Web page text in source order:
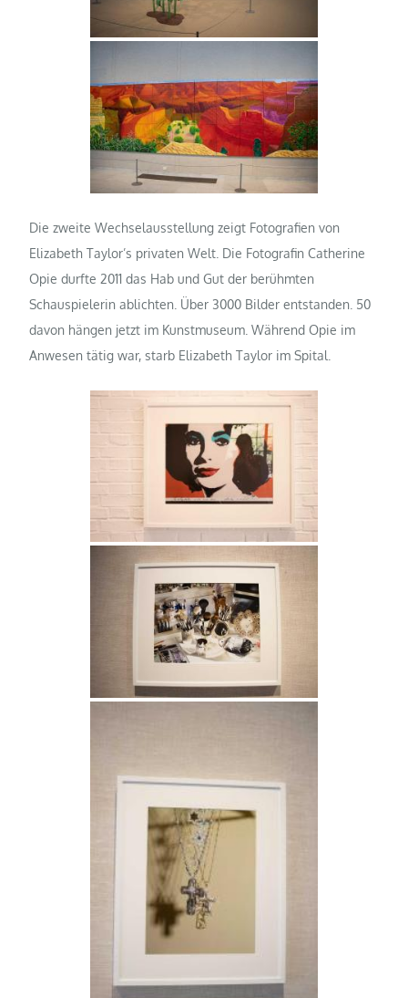
Die zweite Wechselausstellung zeigt Fotografien von
Elizabeth Taylor’s privaten Welt. Die Fotografin Catherine
Opie durfte 2011 das Hab und Gut der berühmten
Schauspielerin ablichten. Über 3000 Bilder entstanden. 50
davon hängen jetzt im Kunstmuseum. Während Opie im
Anwesen tätig war, starb Elizabeth Taylor im Spital.